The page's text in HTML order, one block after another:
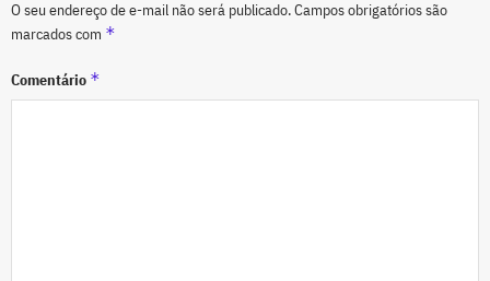
O seu endereço de e-mail não será publicado.Campos obrigatórios são
marcados com *
Comentário *